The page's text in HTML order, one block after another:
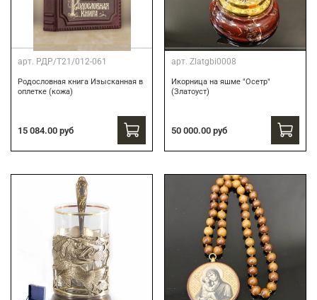
арт. РДР/Т21/012-061
Родословная книга Изысканная в
оплетке (кожа)
15 084.00 руб
арт. Zlatgbi0008
Икорница на яшме "Осетр"
(Златоуст)
50 000.00 руб